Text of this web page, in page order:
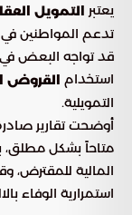
يعتبر التمويل
تدعم المواطنين في
قد تواجه البعض في
استخدام القروض
التمويلية.
أوضحت تقارير
متاحاً بشكل مطلق،
المالية للمقترض،
استمرارية الوفاء